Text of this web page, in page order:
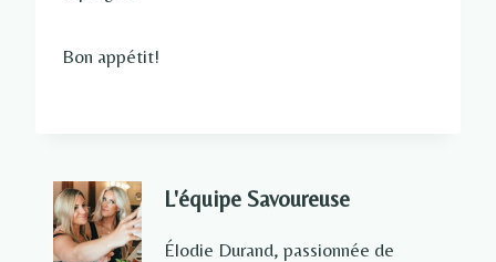
Bon appétit!
L'équipe Savoureuse
Élodie Durand, passionnée de